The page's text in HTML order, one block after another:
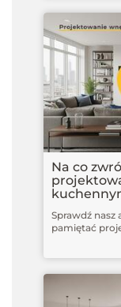
Na co
Sprawdź nasz
pamiętać